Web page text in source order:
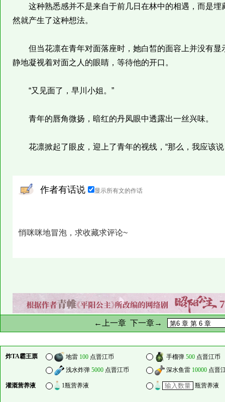
这种熟悉感并不是来自于前几日在林中的相遇，而是埋
然就产生了这种想法。
但当花凛在青年对面落座时，她白皙的面容上并没有显
静地凝视着对面之人的眼睛，等待他的开口。
“又见面了，早川小姐。”
青年的唇角微扬，暗红的丹凤眼中透露出一丝兴味。
花凛掀起了眼皮，迎上了青年的视线，“那么，我应该说
作者有话说 显示所有文的作话
悄咪咪地冒泡，求收藏求评论~
←上一章 下一章→
炸TA霸王票 地雷 100 点晋江币 手榴弹 500 点晋江币
浅水炸弹 5000 点晋江币 深水鱼雷 10000 点晋
灌溉营养液 1瓶营养液 瓶营养液